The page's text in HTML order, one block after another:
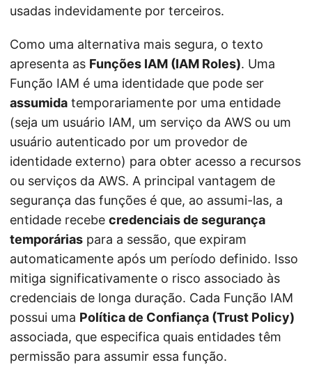
usadas indevidamente por terceiros.
Como uma alternativa mais segura, o texto
apresenta as Funções IAM (IAM Roles). Uma
Função IAM é uma identidade que pode ser
assumida temporariamente por uma entidade
(seja um usuário IAM, um serviço da AWS ou um
usuário autenticado por um provedor de
identidade externo) para obter acesso a recursos
ou serviços da AWS. A principal vantagem de
segurança das funções é que, ao assumi-las, a
entidade recebe credenciais de segurança
temporárias para a sessão, que expiram
automaticamente após um período definido. Isso
mitiga significativamente o risco associado às
credenciais de longa duração. Cada Função IAM
possui uma Política de Confiança (Trust Policy)
associada, que especifica quais entidades têm
permissão para assumir essa função.